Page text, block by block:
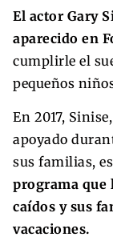
El actor Gary
aparecido en
cumplirle el
pequeños
En 2017,
apoyado
sus familias,
programa que
caídos y sus
vacaciones.